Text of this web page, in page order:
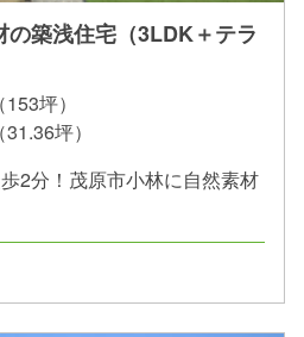
の築浅住宅（3LDK＋テラ
坪）
坪）
2分！茂原市小林に自然素材